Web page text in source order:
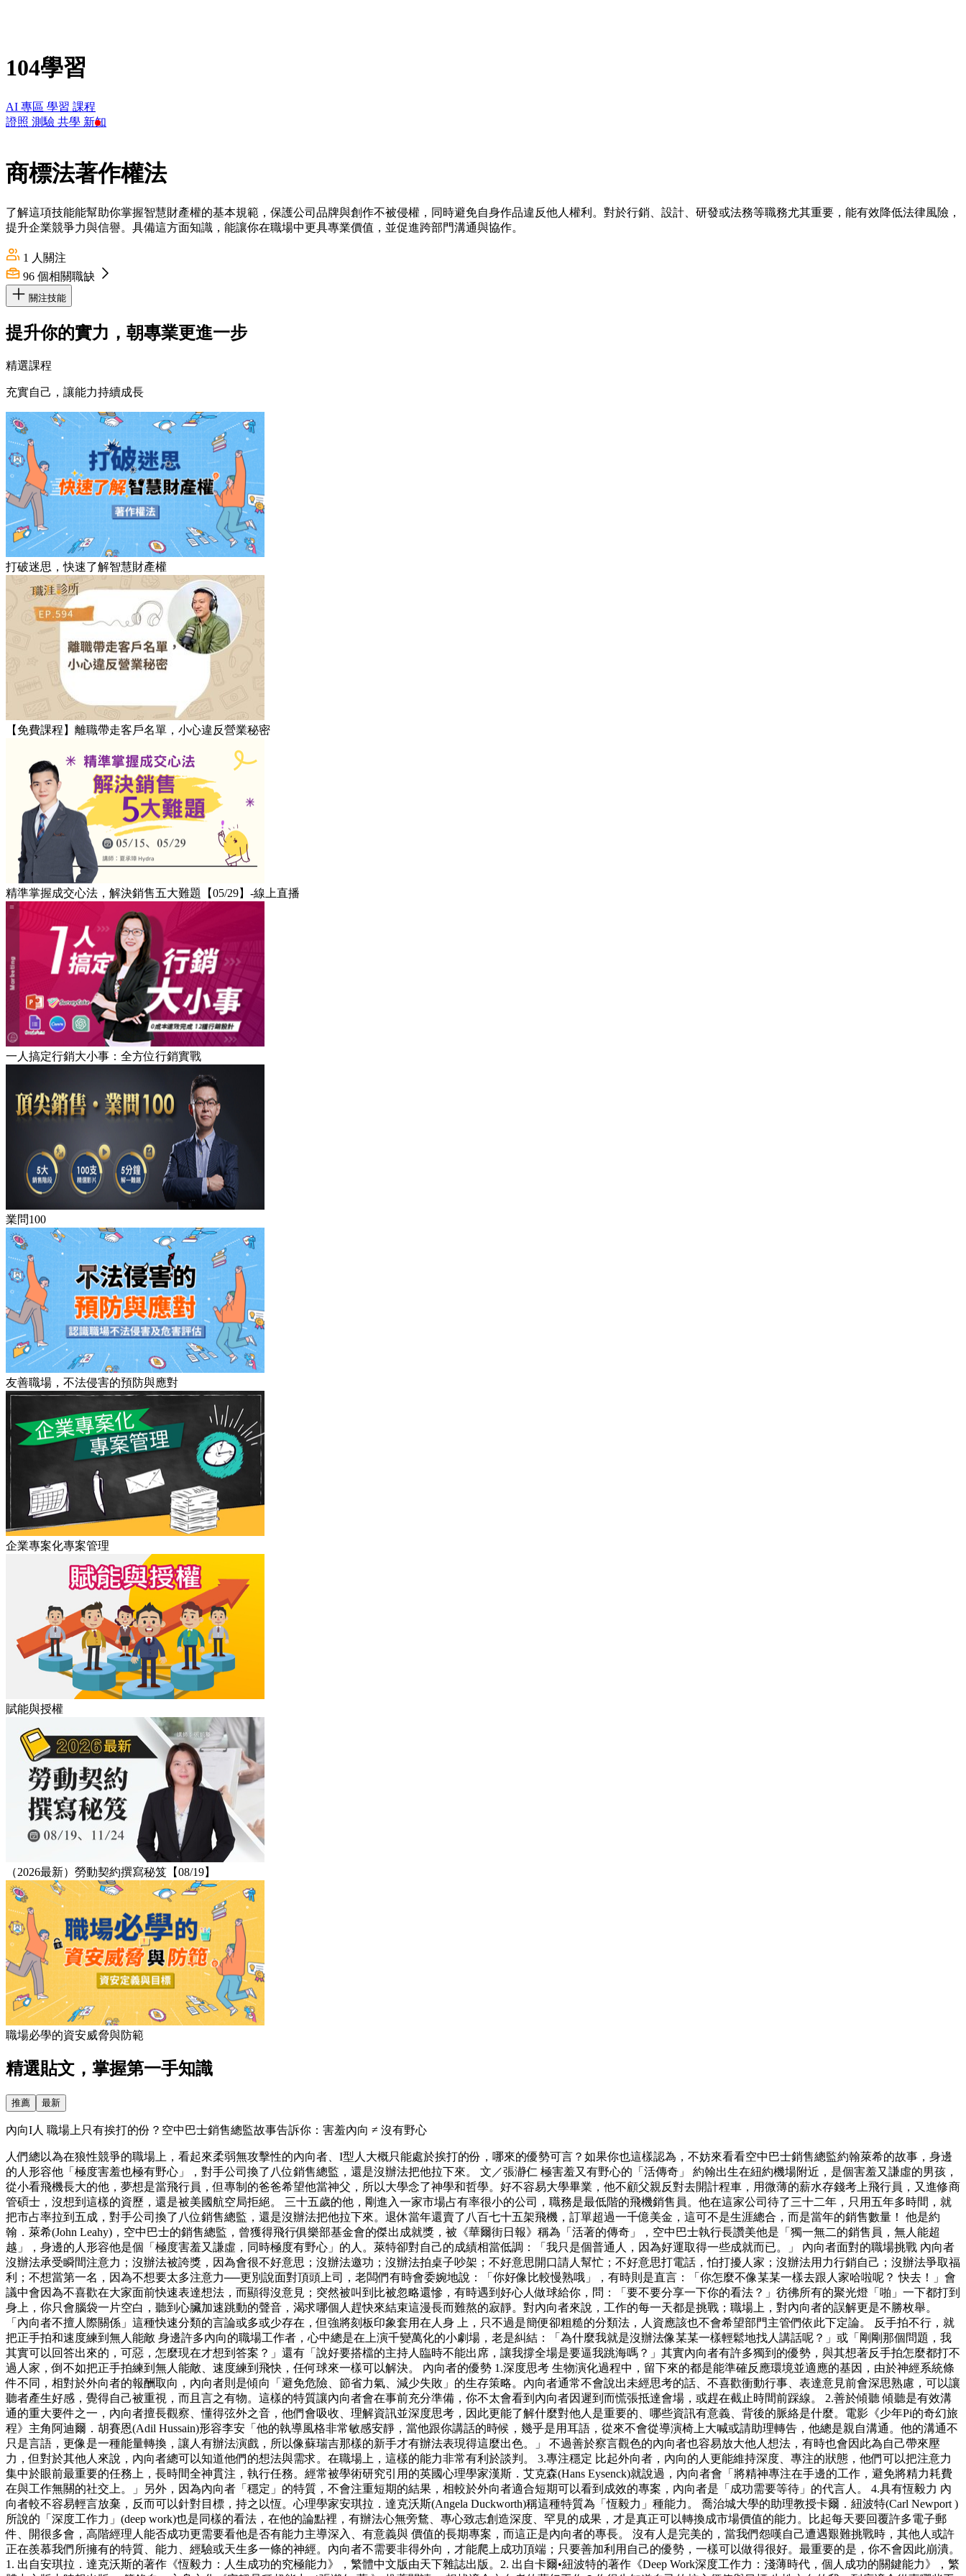
104學習
AI 專區 學習 課程
證照 測驗 共學 新知
商標法著作權法
了解這項技能能幫助你掌握智慧財產權的基本規範，保護公司品牌與創作不被侵權，同時避免自身作品違反他人權利。對於行銷、設計、研發或法務等職務尤其重要，能有效降低法律風險，
提升企業競爭力與信譽。具備這方面知識，能讓你在職場中更具專業價值，並促進跨部門溝通與協作。
1 人關注
96 個相關職缺
關注技能
提升你的實力，朝專業更進一步
精選課程
充實自己，讓能力持續成長
打破迷思，快速了解智慧財產權
【免費課程】離職帶走客戶名單，小心違反營業秘密
精準掌握成交心法，解決銷售五大難題【05/29】-線上直播
一人搞定行銷大小事：全方位行銷實戰
業問100
友善職場，不法侵害的預防與應對
企業專案化專案管理
賦能與授權
（2026最新）勞動契約撰寫秘笈【08/19】
職場必學的資安威脅與防範
精選貼文，掌握第一手知識
推薦 最新
內向I人 職場上只有挨打的份？空中巴士銷售總監故事告訴你：害羞內向 ≠ 沒有野心
人們總以為在狼性競爭的職場上，看起來柔弱無攻擊性的內向者、I型人大概只能處於挨打的份，哪來的優勢可言？如果你也這樣認為，不妨來看看空中巴士銷售總監約翰萊希的故事，身邊
的人形容他「極度害羞也極有野心」，對手公司換了八位銷售總監，還是沒辦法把他拉下來。 文／張瀞仁 極害羞又有野心的「活傳奇」 約翰出生在紐約機場附近，是個害羞又謙虛的男孩，
從小看飛機長大的他，夢想是當飛行員，但專制的爸爸希望他當神父，所以大學念了神學和哲學。好不容易大學畢業，他不顧父親反對去開計程車，用微薄的薪水存錢考上飛行員，又進修商
管碩士，沒想到這樣的資歷，還是被美國航空局拒絕。 三十五歲的他，剛進入一家市場占有率很小的公司，職務是最低階的飛機銷售員。他在這家公司待了三十二年，只用五年多時間，就
把市占率拉到五成，對手公司換了八位銷售總監，還是沒辦法把他拉下來。退休當年還賣了八百七十五架飛機，訂單超過一千億美金，這可不是生涯總合，而是當年的銷售數量！ 他是約
翰．萊希(John Leahy)，空中巴士的銷售總監，曾獲得飛行俱樂部基金會的傑出成就獎，被《華爾街日報》稱為「活著的傳奇」，空中巴士執行長讚美他是「獨一無二的銷售員，無人能超
越」，身邊的人形容他是個「極度害羞又謙虛，同時極度有野心」的人。萊特卻對自己的成績相當低調：「我只是個普通人，因為好運取得一些成就而已。」 內向者面對的職場挑戰 內向者
沒辦法承受瞬間注意力；沒辦法被誇獎，因為會很不好意思；沒辦法邀功；沒辦法拍桌子吵架；不好意思開口請人幫忙；不好意思打電話，怕打擾人家；沒辦法用力行銷自己；沒辦法爭取福
利；不想當第一名，因為不想要太多注意力──更別說面對頂頭上司，老闆們有時會委婉地說：「你好像比較慢熟哦」，有時則是直言：「你怎麼不像某某一樣去跟人家哈啦呢？ 快去！」會
議中會因為不喜歡在大家面前快速表達想法，而顯得沒意見；突然被叫到比被忽略還慘，有時遇到好心人做球給你，問：「要不要分享一下你的看法？」彷彿所有的聚光燈「啪」一下都打到
身上，你只會腦袋一片空白，聽到心臟加速跳動的聲音，渴求哪個人趕快來結束這漫長而難熬的寂靜。對內向者來說，工作的每一天都是挑戰；職場上，對內向者的誤解更是不勝枚舉。
「內向者不擅人際關係」這種快速分類的言論或多或少存在，但強將刻板印象套用在人身 上，只不過是簡便卻粗糙的分類法，人資應該也不會希望部門主管們依此下定論。 反手拍不行，就
把正手拍和速度練到無人能敵 身邊許多內向的職場工作者，心中總是在上演千變萬化的小劇場，老是糾結：「為什麼我就是沒辦法像某某一樣輕鬆地找人講話呢？」或「剛剛那個問題，我
其實可以回答出來的，可惡，怎麼現在才想到答案？」還有「說好要搭檔的主持人臨時不能出席，讓我撐全場是要逼我跳海嗎？」其實內向者有許多獨到的優勢，與其想著反手拍怎麼都打不
過人家，倒不如把正手拍練到無人能敵、速度練到飛快，任何球來一樣可以解決。 內向者的優勢 1.深度思考 生物演化過程中，留下來的都是能準確反應環境並適應的基因，由於神經系統條
件不同，相對於外向者的報酬取向，內向者則是傾向「避免危險、節省力氣、減少失敗」的生存策略。內向者通常不會說出未經思考的話、不喜歡衝動行事、表達意見前會深思熟慮，可以讓
聽者產生好感，覺得自己被重視，而且言之有物。這樣的特質讓內向者會在事前充分準備，你不太會看到內向者因遲到而慌張抵達會場，或趕在截止時間前踩線。 2.善於傾聽 傾聽是有效溝
通的重大要件之一，內向者擅長觀察、懂得弦外之音，他們會吸收、理解資訊並深度思考，因此更能了解什麼對他人是重要的、哪些資訊有意義、背後的脈絡是什麼。電影《少年Pi的奇幻旅
程》主角阿迪爾．胡賽恩(Adil Hussain)形容李安「他的執導風格非常敏感安靜，當他跟你講話的時候，幾乎是用耳語，從來不會從導演椅上大喊或請助理轉告，他總是親自溝通。他的溝通不
只是言語，更像是一種能量轉換，讓人有辦法演戲，所以像蘇瑞吉那樣的新手才有辦法表現得這麼出色。」 不過善於察言觀色的內向者也容易放大他人想法，有時也會因此為自己帶來壓
力，但對於其他人來說，內向者總可以知道他們的想法與需求。在職場上，這樣的能力非常有利於談判。 3.專注穩定 比起外向者，內向的人更能維持深度、專注的狀態，他們可以把注意力
集中於眼前最重要的任務上，長時間全神貫注，執行任務。經常被學術研究引用的英國心理學家漢斯．艾克森(Hans Eysenck)就說過，內向者會「將精神專注在手邊的工作，避免將精力耗費
在與工作無關的社交上。」另外，因為內向者「穩定」的特質，不會注重短期的結果，相較於外向者適合短期可以看到成效的專案，內向者是「成功需要等待」的代言人。 4.具有恆毅力 內
向者較不容易輕言放棄，反而可以針對目標，持之以恆。心理學家安琪拉．達克沃斯(Angela Duckworth)稱這種特質為「恆毅力」種能力。 喬治城大學的助理教授卡爾．紐波特(Carl Newport )
所說的「深度工作力」(deep work)也是同樣的看法，在他的論點裡，有辦法心無旁鶩、專心致志創造深度、罕見的成果，才是真正可以轉換成市場價值的能力。比起每天要回覆許多電子郵
件、開很多會，高階經理人能否成功更需要看他是否有能力主導深入、有意義與 價值的長期專案，而這正是內向者的專長。 沒有人是完美的，當我們怨嘆自己遭遇艱難挑戰時，其他人或許
正在羨慕我們所擁有的特質、能力、經驗或天生多一條的神經。內向者不需要非得外向，才能爬上成功頂端；只要善加利用自己的優勢，一樣可以做得很好。最重要的是，你不會因此崩潰。
1. 出自安琪拉．達克沃斯的著作《恆毅力：人生成功的究極能力》，繁體中文版由天下雜誌出版。2. 出自卡爾•紐波特的著作《Deep Work深度工作力：淺薄時代，個人成功的關鍵能力》，繁